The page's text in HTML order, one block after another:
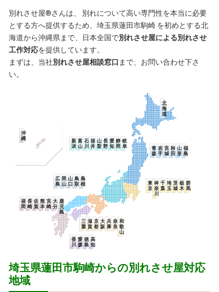
別れさせ屋®さんは、 別れについて高い専門性を本当に必要
とする方へ提供するため、埼玉県蓮田市駒崎 を初めとする北
海道から沖縄県まで、日本全国で別れさせ屋による別れさせ
工作対応を提供しています。
まずは、当社別れさせ屋相談窓口 まで、お問い合わせ下さ
い。
北
海
道
青
森
岩
手
宮
城
秋
田
山
形
福
島
東
京
神
奈
川
千
葉
埼
玉
茨
城
栃
木
群
馬
新
潟
富
山
石
川
福
井
山
梨
長
野
愛
知
静
岡
岐
阜
三
重
滋
賀
京
都
大
阪
兵
庫
奈
良
和
歌
山
広
島
岡
山
山
口
鳥
取
島
根
香
川
愛
媛
徳
島
高
知
福
岡
長
崎
佐
賀
熊
本
宮
崎
大
分
鹿
児
島
沖
縄
埼玉県蓮田市駒崎からの別れさせ屋対応
地域